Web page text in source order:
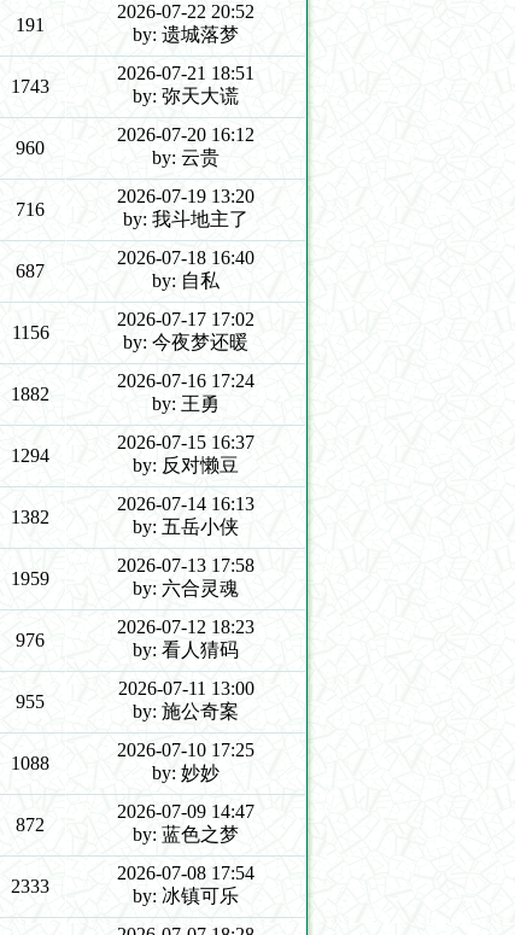
191
2026-07-22 20:52
by: 遗城落梦
1743
2026-07-21 18:51
by: 弥天大谎
960
2026-07-20 16:12
by: 云贵
716
2026-07-19 13:20
by: 我斗地主了
687
2026-07-18 16:40
by: 自私
1156
2026-07-17 17:02
by: 今夜梦还暖
1882
2026-07-16 17:24
by: 王勇
1294
2026-07-15 16:37
by: 反对懒豆
1382
2026-07-14 16:13
by: 五岳小侠
1959
2026-07-13 17:58
by: 六合灵魂
976
2026-07-12 18:23
by: 看人猜码
955
2026-07-11 13:00
by: 施公奇案
1088
2026-07-10 17:25
by: 妙妙
872
2026-07-09 14:47
by: 蓝色之梦
2333
2026-07-08 17:54
by: 冰镇可乐